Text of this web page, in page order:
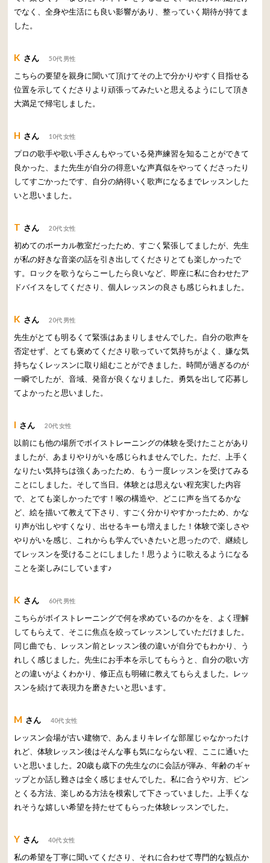
でなく、全身や生活にも良い影響があり、整っていく期待が持てま
した。
K さん 50代 男性
こちらの要望を親身に聞いて頂けてその上で分かりやすく目指せる
位置を示してくださりより頑張ってみたいと思えるようにして頂き
大満足で帰宅しました。
H さん 10代 女性
プロの歌手や歌い手さんもやっている発声練習を知ることができて
良かった、また先生が自分の得意いな声真似をやってくださったり
してすごかったです、自分の納得いく歌声になるまでレッスンした
いと思いました。
T さん 20代 女性
初めてのボーカル教室だったため、すごく緊張してましたが、先生
が私の好きな音楽の話を引き出してくださりとても楽しかったで
す。ロックを歌うならこーしたら良いなど、即座に私に合わせたア
ドバイスをしてくださり、個人レッスンの良さも感じられました。
K さん 20代 男性
先生がとても明るくて緊張はあまりしませんでした。自分の歌声を
否定せず、とても褒めてくださり歌っていて気持ちがよく、嫌な気
持ちなくレッスンに取り組むことができました。時間が過ぎるのが
一瞬でしたが、音域、発音が良くなりました。勇気を出して応募し
てよかったと思いました。
I さん 20代 女性
以前にも他の場所でボイストレーニングの体験を受けたことがあり
ましたが、あまりやりがいを感じられませんでした。ただ、上手く
なりたい気持ちは強くあったため、もう一度レッスンを受けてみる
ことにしました。そして当日。体験とは思えない程充実した内容
で、とても楽しかったです！喉の構造や、どこに声を当てるかな
ど、絵を描いて教えて下さり、すごく分かりやすかったため、かな
り声が出しやすくなり、出せるキーも増えました！体験で楽しさや
やりがいを感じ、これからも学んでいきたいと思ったので、継続し
てレッスンを受けることにしました！思うように歌えるようになる
ことを楽しみにしています♪
K さん 60代 男性
こちらがボイストレーニングで何を求めているのかをを、よく理解
してもらえて、そこに焦点を絞ってレッスンしていただけました。
同じ曲でも、レッスン前とレッスン後の違いが自分でもわかり、う
れしく感じました。先生にお手本を示してもらうと、自分の歌い方
との違いがよくわかり、修正点も明確に教えてもらえました。レッ
スンを続けて表現力を磨きたいと思います。
M さん 40代 女性
レッスン会場が古い建物で、あんまりキレイな部屋じゃなかったけ
れど、体験レッスン後はそんな事も気にならない程、ここに通いた
いと思いました。20歳も歳下の先生なのに会話が弾み、年齢のギャ
ップとか話し難さは全く感じませんでした。私に合うやり方、ピン
とくる方法、楽しめる方法を模索して下さっていました。上手くな
れそうな嬉しい希望を持たせてもらった体験レッスンでした。
Y さん 40代 女性
私の希望を丁寧に聞いてくださり、それに合わせて専門的な観点か